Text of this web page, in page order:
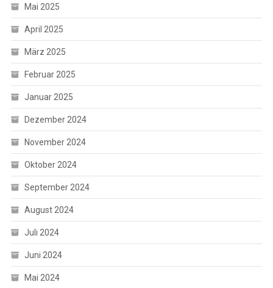
Mai 2025
April 2025
März 2025
Februar 2025
Januar 2025
Dezember 2024
November 2024
Oktober 2024
September 2024
August 2024
Juli 2024
Juni 2024
Mai 2024